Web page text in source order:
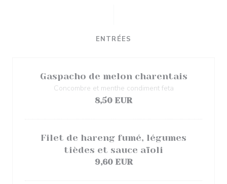
ENTRÉES
Gaspacho de melon charentais
Concombre et menthe condiment feta
8,50 EUR
Filet de hareng fumé, légumes
tièdes et sauce aïoli
9,60 EUR